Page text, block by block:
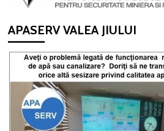
APASERV VALEA JIULUI